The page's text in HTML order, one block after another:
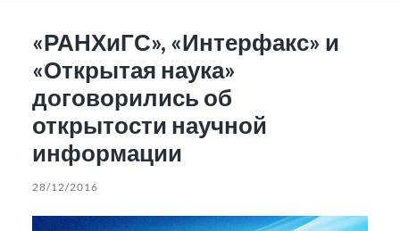
«РАНХиГС», «Интерфакс» и
«Открытая наука»
договорились об
открытости научной
информации
28/12/2016